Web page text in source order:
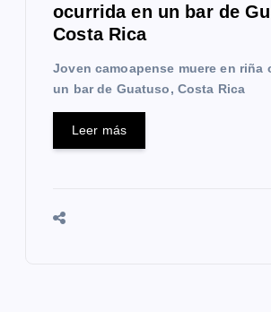
ocurrida en un bar de
Costa Rica
Joven camoapense muere en riña
un bar de Guatuso, Costa Rica
Leer más